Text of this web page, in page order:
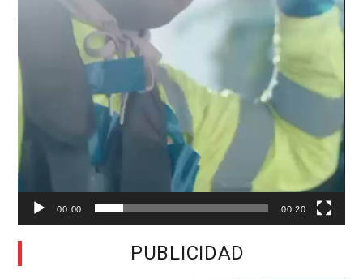
00:00 00:20
PUBLICIDAD